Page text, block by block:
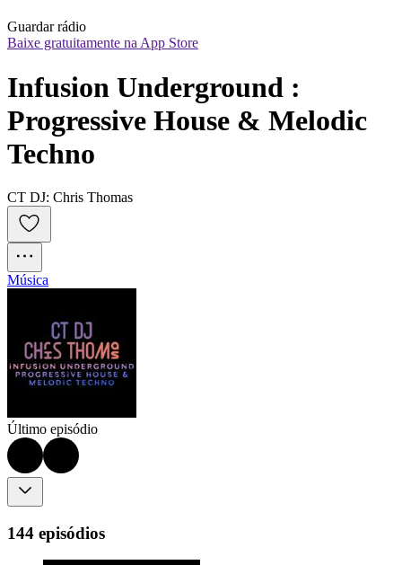
Guardar rádio
Baixe gratuitamente na App Store
Infusion Underground :
Progressive House & Melodic
Techno
CT DJ: Chris Thomas
Música
Último episódio
144 episódios